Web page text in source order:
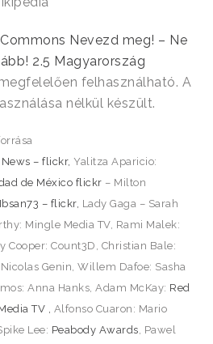
Nevezd meg! – Ne
2.5 Magyarország
felhasználható. A
nélkül készült.
News – flickr,Yalitza Aparicio:
de México flickr – Milton
Ibsan73 – flickr, Lady Gaga – Sarah
Mingle Media TV, Rami Malek:
Cooper: Count3D, Christian Bale:
Genin, Willem Dafoe: Sasha
Anna Hanks, Adam McKay: Red
TV , Alfonso Cuaron: Mario
Lee: Peabody Awards, Pawel